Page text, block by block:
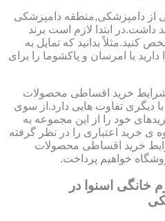
از دامپزشکی,منطقه دامپزشکی
ابتدا لازم است برند
کنید.مثلاً بدانید که تمایل به
یا امرسان و پاکشوما را برای
شرایط خرید اقساطی محصولات
دیگری تفاوت هایی دارد.از سوی
خود را از این مجموعه به
ی خرید اعتباری را در نظر گرفته
خرید اقساطی محصولات
خواهیم پرداخت.
خانگی اسنوا در